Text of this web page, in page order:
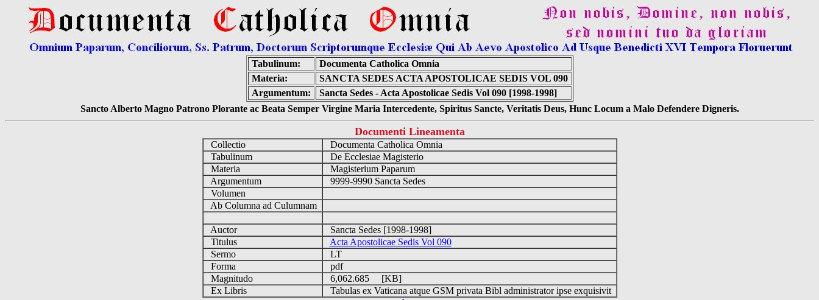
Tabulinum:
Documenta Catholica Omnia
Materia:
SANCTA SEDES ACTA APOSTOLICAE SEDIS VOL 090
Argumentum:
Sancta Sedes - Acta Apostolicae Sedis Vol 090 [1998-1998]
Sancto Alberto Magno Patrono Plorante ac Beata Semper Virgine Maria Intercedente, Spiritus Sancte, Veritatis Deus, Hunc Locum a Malo Defendere Digneris.
Documenti Lineamenta
Collectio
Documenta Catholica Omnia
Tabulinum
De Ecclesiae Magisterio
Materia
Magisterium Paparum
Argumentum
9999-9990 Sancta Sedes
Volumen
Ab Columna ad Culumnam
Auctor
Sancta Sedes [1998-1998]
Titulus
Acta Apostolicae Sedis Vol 090
Sermo
LT
Forma
pdf
Magnitudo
6,062.685 [KB]
Ex Libris
Tabulas ex Vaticana atque GSM privata Bibl administrator ipse exquisivit